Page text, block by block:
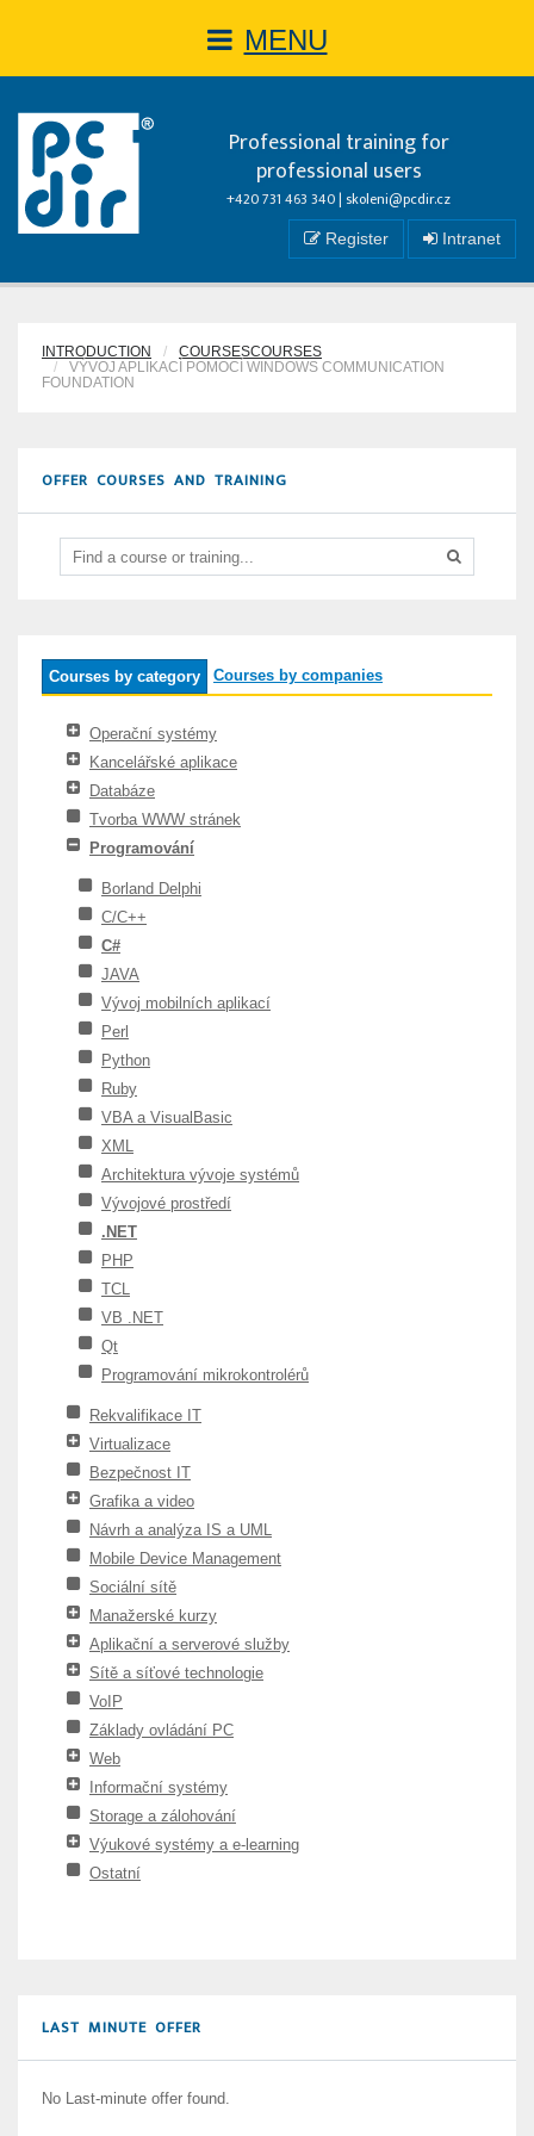
MENU
Professional training for
professional users
+420 731 463 340 | skoleni@pcdir.cz
Register Intranet
INTRODUCTION
COURSESCOURSES
VÝVOJ APLIKACÍ POMOCÍ WINDOWS COMMUNICATION
FOUNDATION
OFFER COURSES AND TRAINING
Courses by category Courses by companies
Operační systémy
Kancelářské aplikace
Databáze
Tvorba WWW stránek
Programování
Borland Delphi
C/C++
C#
JAVA
Vývoj mobilních aplikací
Perl
Python
Ruby
VBA a VisualBasic
XML
Architektura vývoje systémů
Vývojové prostředí
.NET
PHP
TCL
VB .NET
Qt
Programování mikrokontrolérů
Rekvalifikace IT
Virtualizace
Bezpečnost IT
Grafika a video
Návrh a analýza IS a UML
Mobile Device Management
Sociální sítě
Manažerské kurzy
Aplikační a serverové služby
Sítě a síťové technologie
VoIP
Základy ovládání PC
Web
Informační systémy
Storage a zálohování
Výukové systémy a e-learning
Ostatní
LAST MINUTE OFFER
No Last-minute offer found.